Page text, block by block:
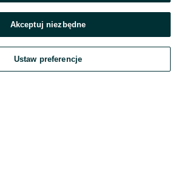
Zaloguj się
jednego z dostawców wskazanych powyżej,
OLX.pl w jego aktualnym brzmieniu.
Akceptuj niezbędne
Ustaw preferencje